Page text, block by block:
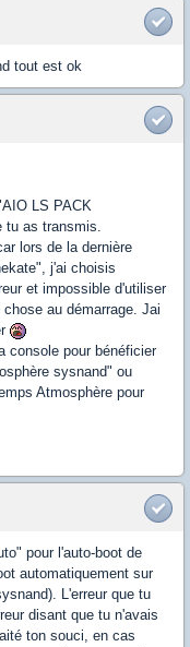
tout est ok
LS PACK
tu as transmis.
lors de la dernière
j'ai choisis
et impossible d'utiliser
au démarrage. Jai
console pour bénéficier
sysnand" ou
Atmosphère pour
pour l'auto-boot de
automatiquement sur
L'erreur que tu
disant que tu n'avais
ton souci, en cas